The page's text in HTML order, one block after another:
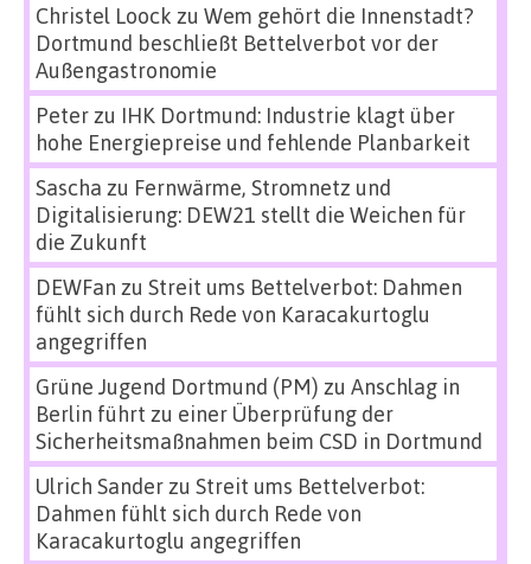
Christel Loock zu Wem gehört die Innenstadt?
Dortmund beschließt Bettelverbot vor der
Außengastronomie
Peterzu IHK Dortmund: Industrie klagt über
hohe Energiepreise und fehlende Planbarkeit
Sascha zu Fernwärme, Stromnetz und
Digitalisierung: DEW21 stellt die Weichen für
die Zukunft
DEWFan zu Streit ums Bettelverbot: Dahmen
fühlt sich durch Rede von Karacakurtoglu
angegriffen
Grüne Jugend Dortmund (PM) zu Anschlag in
Berlin führt zu einer Überprüfung der
Sicherheitsmaßnahmen beim CSD in Dortmund
Ulrich Sanderzu Streit ums Bettelverbot:
Dahmen fühlt sich durch Rede von
Karacakurtoglu angegriffen